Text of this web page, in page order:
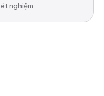
nghiệm.